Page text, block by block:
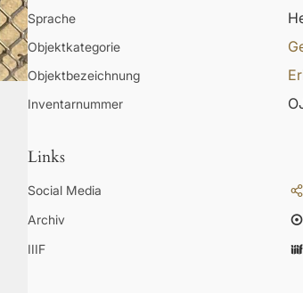
Sprache
Objektkategorie
Objektbezeichnung
Inventarnummer
Links
Social Media
Archiv
IIIF